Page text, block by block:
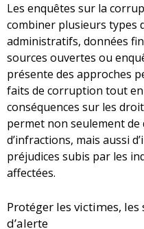
Les enquêtes sur la
combiner plusieurs types
administratifs, données
sources ouvertes ou
présente des approches
faits de corruption tout
conséquences sur les
permet non seulement de
d’infractions, mais aussi
préjudices subis par les
affectées.
Protéger les victimes,
d’alerte